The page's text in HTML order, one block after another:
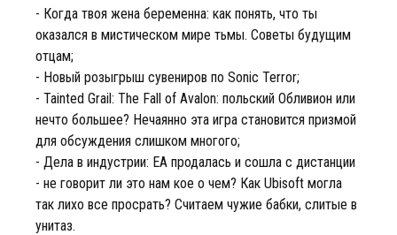
- Когда твоя жена беременна: как понять, что ты
оказался в мистическом мире тьмы. Советы будущим
отцам;
- Новый розыгрыш сувениров по Sonic Terror;
- Tainted Grail: The Fall of Avalon: польский Обливион или
нечто большее? Нечаянно эта игра становится призмой
для обсуждения слишком многого;
- Дела в индустрии: EA продалась и сошла с дистанции
- не говорит ли это нам кое о чем? Как Ubisoft могла
так лихо все просрать? Считаем чужие бабки, слитые в
унитаз.